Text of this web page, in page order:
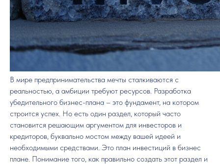
В мире предпринимательства мечты сталкиваются с
реальностью, а амбиции требуют ресурсов. Разработка
убедительного бизнес-плана – это фундамент, на котором
строится успех. Но есть один раздел, который часто
становится решающим аргументом для инвесторов и
кредиторов, буквально мостом между вашей идеей и
необходимыми средствами. Это план инвестиций в бизнес
плане. Понимание того, как правильно создать этот раздел и